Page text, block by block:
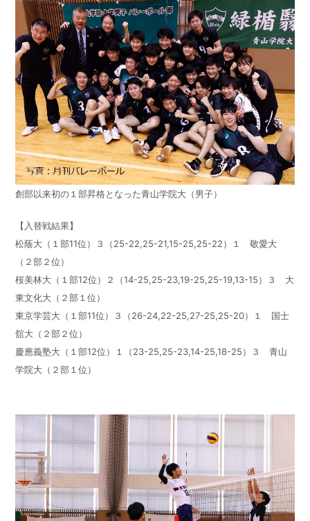
創部以来初の１部昇格となった青山学院大（男子）
【入替戦結果】
松蔭大（１部11位）３（25-22,25-21,15-25,25-22）１ 敬愛大
（２部２位）
桜美林大（１部12位）２（14-25,25-23,19-25,25-19,13-15）３ 大
東文化大（２部１位）
東京学芸大（１部11位）３（26-24,22-25,27-25,25-20）１ 国士
舘大（２部２位）
慶應義塾大（１部12位）１（23-25,25-23,14-25,18-25）３ 青山
学院大（２部１位）